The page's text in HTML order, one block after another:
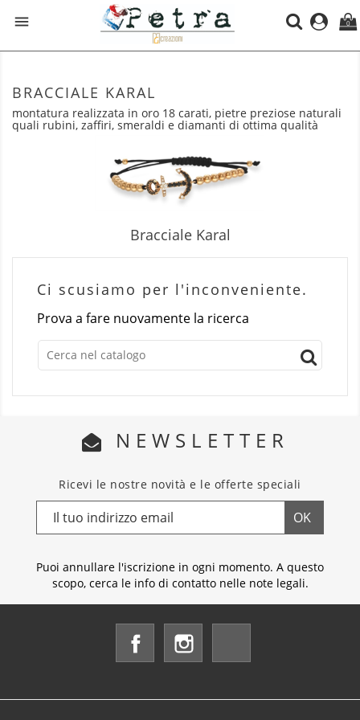
 0
BRACCIALE KARAL
montatura realizzata in oro 18 carati, pietre preziose naturali
quali rubini, zaffiri, smeraldi e diamanti di ottima qualità
Bracciale Karal
Ci scusiamo per l'inconveniente.
Prova a fare nuovamente la ricerca
NEWSLETTER
Ricevi le nostre novità e le offerte speciali
Puoi annullare l'iscrizione in ogni momento. A questo
scopo, cerca le info di contatto nelle note legali.
Facebook